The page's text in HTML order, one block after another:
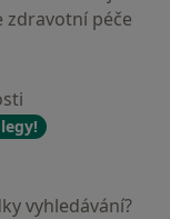
zdravotní péče
vyhledávání?